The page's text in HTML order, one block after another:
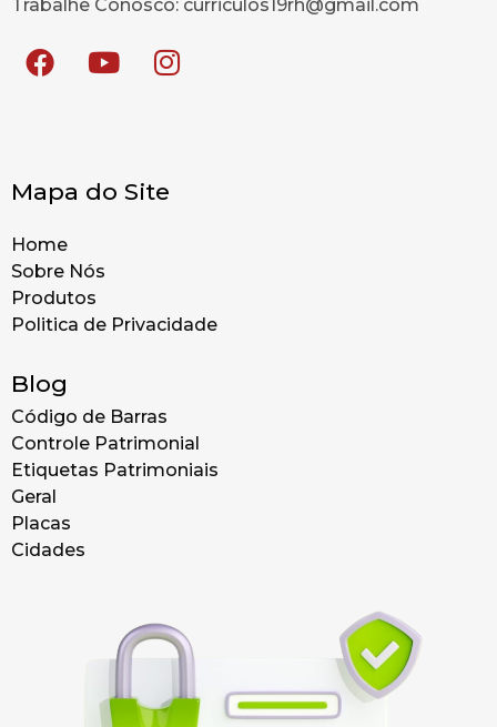
Trabalhe Conosco: curriculos19rh@gmail.com
Mapa do Site
Home
Sobre Nós
Produtos
Politica de Privacidade
Blog
Código de Barras
Controle Patrimonial
Etiquetas Patrimoniais
Geral
Placas
Cidades